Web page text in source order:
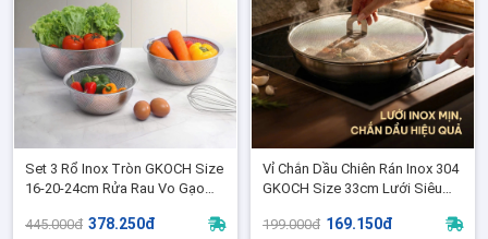
Set 3 Rổ Inox Tròn GKOCH Size
16-20-24cm Rửa Rau Vo Gạo
Cầm model: MYDH1012
445.000đ 378.250đ
Vỉ Chắn Dầu Chiên Rán Inox 304
GKOCH Size 33cm Lưới Siêu
Quả,model: YC-T133
199.000đ 169.150đ